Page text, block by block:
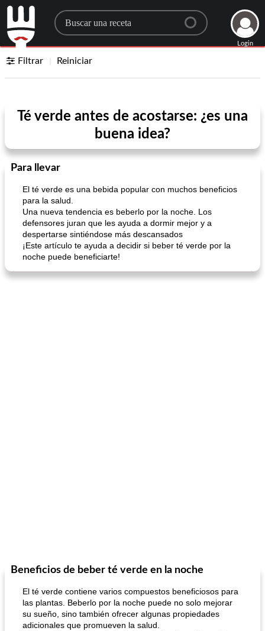
Search for a recipe
Login
Filtrar Reiniciar
Té verde antes de acostarse: ¿es una
buena idea?
Para llevar
El té verde es una bebida popular con muchos beneficios
para la salud.
Una nueva tendencia es beberlo por la noche. Los
defensores juran que les ayuda a dormir mejor y a
despertarse sintiéndose más descansados
¡Este artículo te ayuda a decidir si beber té verde por la
noche puede beneficiarte!
Beneficios de beber té verde en la noche
El té verde contiene varios compuestos beneficiosos para
las plantas. Beberlo por la noche puede no solo mejorar
su sueño, sino también ofrecer algunas propiedades
adicionales que promueven la salud.